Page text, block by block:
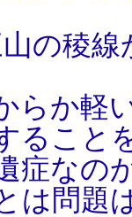
の稜線
らか軽
ること
症な
は問題